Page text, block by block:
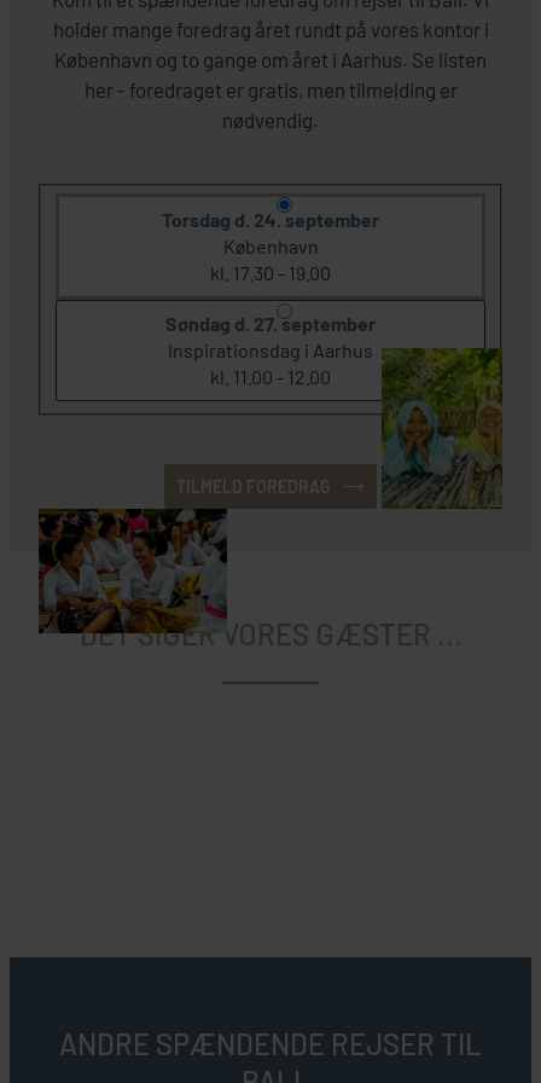
holder mange foredrag året rundt på vores kontor i
København og to gange om året i Aarhus. Se listen
her - foredraget er gratis, men tilmelding er
nødvendig.
Torsdag d. 24. september
København
kl. 17.30 - 19.00
Søndag d. 27. september
Inspirationsdag i Aarhus
kl. 11.00 - 12.00
TILMELD FOREDRAG
DET SIGER VORES GÆSTER ...
ANDRE SPÆNDENDE REJSER TIL